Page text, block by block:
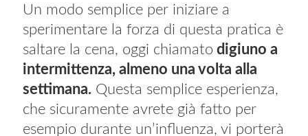
Un modo semplice per iniziare a
sperimentare la forza di questa pratica è
saltare la cena, oggi chiamato digiuno a
intermittenza, almeno una volta alla
settimana. Questa semplice esperienza,
che sicuramente avrete già fatto per
esempio durante un’influenza, vi porterà